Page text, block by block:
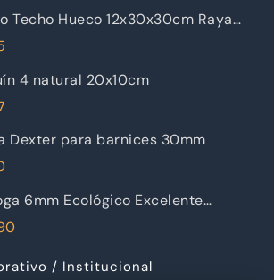
Techo Hueco 12x30x30cm Raya
4 natural 20x10cm
Dexter para barnices 30mm
6mm Ecológico Excelente
/ Institucional